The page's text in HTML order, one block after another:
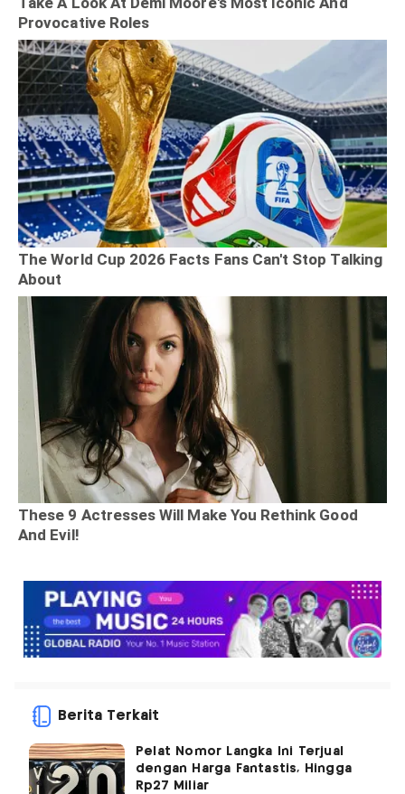
Berita Terkait
Pelat Nomor Langka Ini Terjual
dengan Harga Fantastis, Hingga
Rp27 Miliar